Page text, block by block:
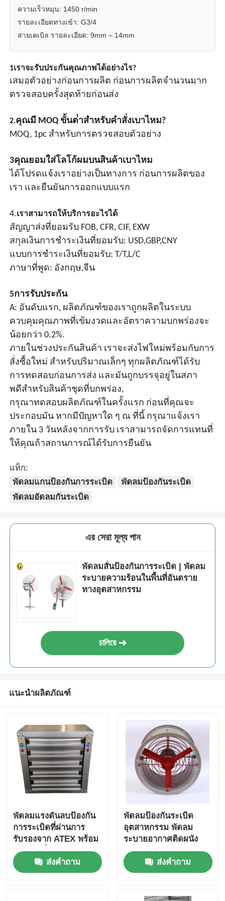
กล่องกันระเบิด
กรดสายไฟที่ป้องกันระเบิด
ปลั๊กและซ็อกเก็ตป้องกันการระเบิด
ความเร็วหมุน: 1450 r/min
รายละเอียดทางเข้า: G3/4
สายเคเบิล รายละเอียด: 9mm ~ 14mm
1เราจะรับประกันคุณภาพได้อย่างไร?
เสมอตัวอย่างก่อนการผลิต ก่อนการผลิตจํานวนมาก
ตรวจสอบครั้งสุดท้ายก่อนส่ง
2.คุณมี MOQ ขั้นต่ําสําหรับคําสั่งเบาไหม?
MOQ, 1pc สําหรับการตรวจสอบตัวอย่าง
3คุณยอมใส่โลโก้ผมบนสินค้าเบาไหม
ได้โปรดแจ้งเราอย่างเป็นทางการ ก่อนการผลิตของ
เรา และยืนยันการออกแบบแรก
4.เราสามารถให้บริการอะไรได้
สัญญาส่งที่ยอมรับ FOB, CFR, CIF, EXW
สกุลเงินการชําระเงินที่ยอมรับ: USD,GBP,CNY
แบบการชําระเงินที่ยอมรับ: T/T,L/C
ภาษาที่พูด: อังกฤษ,จีน
5การรับประกัน
A: อันดับแรก, ผลิตภัณฑ์ของเราถูกผลิตในระบบ
ควบคุมคุณภาพที่เข้มงวดและอัตราความบกพร่องจะ
น้อยกว่า 0.2%.
ภายในช่วงประกันสินค้า เราจะส่งไฟใหม่พร้อมกับการ
สั่งซื้อใหม่ สําหรับปริมาณเล็กๆ ทุกผลิตภัณฑ์ได้รับ
การทดสอบก่อนการส่ง และมันถูกบรรจุอยู่ในสภา
พดีสําหรับสินค้าชุดที่บกพร่อง,
กรุณาทดสอบผลิตภัณฑ์ในครั้งแรก ก่อนที่คุณจะ
ประกอบมัน หากมีปัญหาใด ๆ ณ ที่นี้ กรุณาแจ้งเรา
ภายใน 3 วันหลังจากการรับ เราสามารถจัดการแทนที่
ให้คุณถ้าสถานการณ์ได้รับการยืนยัน
แท็ก:
พัดลมแกนป้องกันการระเบิด
พัดลมป้องกันระเบิด
พัดลมอัดลมกันระเบิด
এর সেরা মূল্য পান
พัดลมสั่นป้องกันการระเบิด | พัดลม
ระบายความร้อนในพื้นที่อันตราย
ทางอุตสาหกรรม
চালিয়ে
แนะนำผลิตภัณฑ์
พัดลมแรงดันลบป้องกัน
การระเบิดที่ผ่านการ
รับรองจาก ATEX พร้อม
ตัวเรือนที่ทนต่อการ
กัดกร่อนและการไหล
เวียนของอากาศสูง
ส่งคำถาม
พัดลมป้องกันระเบิด
อุตสาหกรรม พัดลม
ระบายอากาศติดผนัง
สําหรับตู้ฉีด
ส่งคำถาม